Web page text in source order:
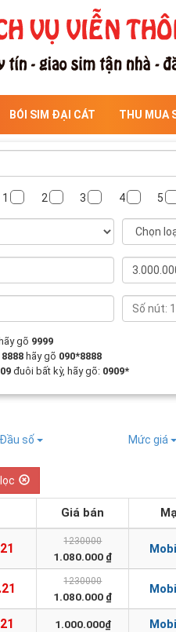
BÓI SIM ĐẠI CÁT THU MUA
1 2 3 4 5
gõ 9999
8888 hãy gõ 090*8888
đuôi bất kỳ, hãy gõ: 0909*
Đầu số Mức giá
Giá bán
1230000
1.080.000 ₫
1230000
1.080.000 ₫
1.000.000₫